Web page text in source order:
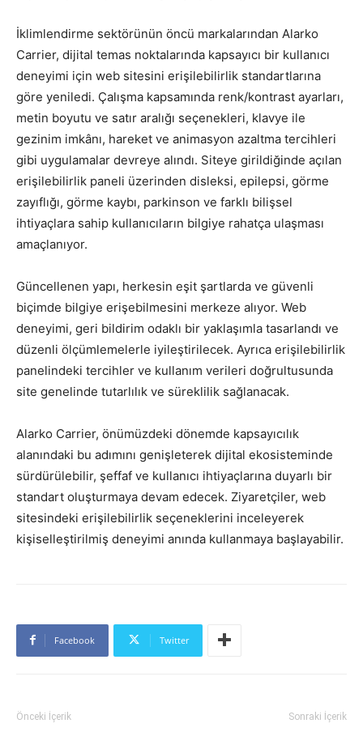
İklimlendirme sektörünün öncü markalarından Alarko
Carrier, dijital temas noktalarında kapsayıcı bir kullanıcı
deneyimi için web sitesini erişilebilirlik standartlarına
göre yeniledi. Çalışma kapsamında renk/kontrast ayarları,
metin boyutu ve satır aralığı seçenekleri, klavye ile
gezinim imkânı, hareket ve animasyon azaltma tercihleri
gibi uygulamalar devreye alındı. Siteye girildiğinde açılan
erişilebilirlik paneli üzerinden disleksi, epilepsi, görme
zayıflığı, görme kaybı, parkinson ve farklı bilişsel
ihtiyaçlara sahip kullanıcıların bilgiye rahatça ulaşması
amaçlanıyor.
Güncellenen yapı, herkesin eşit şartlarda ve güvenli
biçimde bilgiye erişebilmesini merkeze alıyor. Web
deneyimi, geri bildirim odaklı bir yaklaşımla tasarlandı ve
düzenli ölçümlemelerle iyileştirilecek. Ayrıca erişilebilirlik
panelindeki tercihler ve kullanım verileri doğrultusunda
site genelinde tutarlılık ve süreklilik sağlanacak.
Alarko Carrier, önümüzdeki dönemde kapsayıcılık
alanındaki bu adımını genişleterek dijital ekosisteminde
sürdürülebilir, şeffaf ve kullanıcı ihtiyaçlarına duyarlı bir
standart oluşturmaya devam edecek. Ziyaretçiler, web
sitesindeki erişilebilirlik seçeneklerini inceleyerek
kişiselleştirilmiş deneyimi anında kullanmaya başlayabilir.
Facebook Twitter
Önceki İçerik Sonraki İçerik